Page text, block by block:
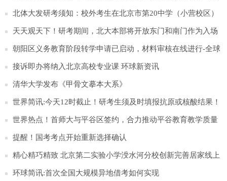
告学校
北体大发研考须知：校外考生在北京市第20中学（小营校区）
考试-新动态
天天观天下！研考期间，北大本部将开放东门和南门作为入场
通道
朝阳区义务教育阶段转学申请已启动，材料审核在线进行-全球
今头条
接诉即办将纳入北京高校专业课 环球新资讯
清华大学发布《甲骨文摹本大系》
世界简讯:今天12时截止！研考生须及时填报抗原或核酸结果！
世界热点！首师大与平谷区签约，合力推动平谷教育教学质量
整体提升
提醒！国考考点开始重新选择确认
精心精巧精致 北京第二实验小学涭水河分校创新完善居家线上
学习-天天快讯
环球简讯:首次全国大规模异地借考如何实现